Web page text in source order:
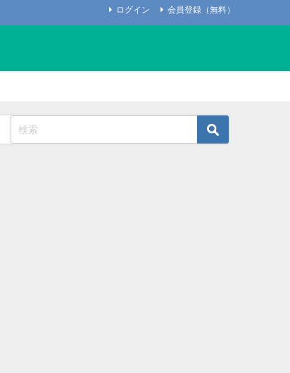
ログイン 会員登録（無料）